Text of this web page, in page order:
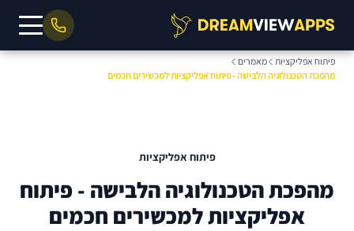
פיתוח אפליקציות
מאמרים
מהפכת הטכנולוגיה הלבישה - פיתוח אפליקציות למכשירים חכמים
פיתוח אפליקציות
מהפכת הטכנולוגיה הלבישה - פיתוח
אפליקציות למכשירים חכמים